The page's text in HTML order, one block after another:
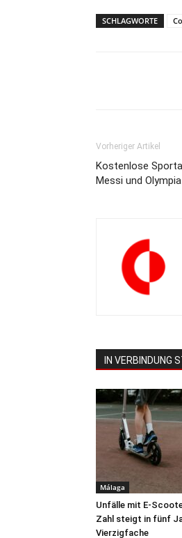
SCHLAGWORTE
Vorheriger Artikel
Kostenlose
Messi und
IN VERBINDUNG
Málaga
Unfälle mit E-
Zahl steigt in fünf
Vierzigfache